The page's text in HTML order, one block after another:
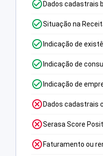
Dados cadastrais
Situação na
Indicação de
Indicação de
Indicação de
Dados cadastrais
Serasa Score
Faturamento ou